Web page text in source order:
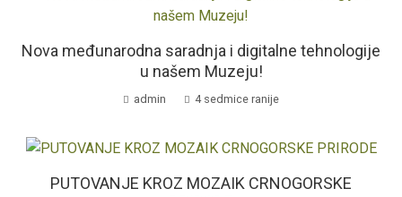
Nova međunarodna saradnja i digitalne tehnologije
u našem Muzeju!
admin 4 sedmice ranije
PUTOVANJE KROZ MOZAIK CRNOGORSKE